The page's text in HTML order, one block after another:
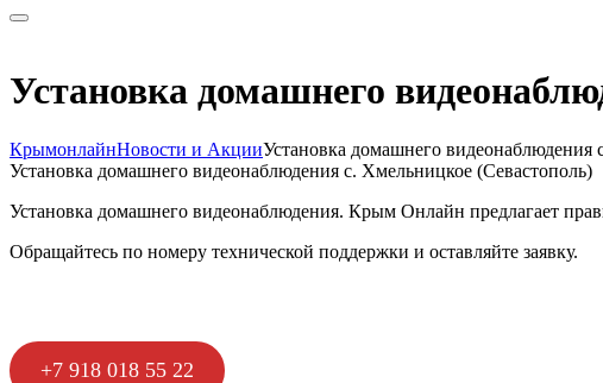
Установка домашнего
КрымонлайнНовости и АкцииУстановка домашнего видеонаблюдения
Установка домашнего видеонаблюдения с. Хмельницкое (Севастополь)
Установка домашнего видеонаблюдения. Крым Онлайн предлагает
Обращайтесь по номеру технической поддержки и оставляйте заявку.
+7 918 018 55 22